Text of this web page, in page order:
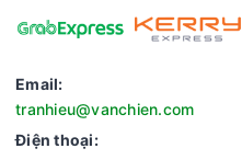
Email:
tranhieu@vanchien.com
Điện thoại: